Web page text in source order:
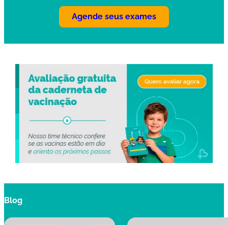
Agende seus exames
Blog